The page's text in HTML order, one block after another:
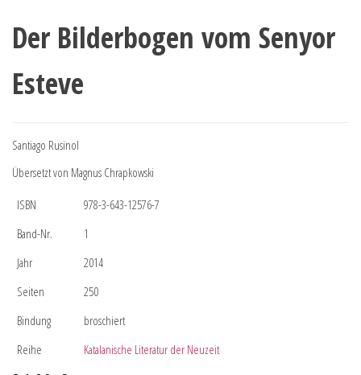
Der Bilderbogen vom Senyor
Esteve
Santiago Rusinol
Übersetzt von Magnus Chrapkowski
ISBN
978-3-643-12576-7
Band-Nr.
1
Jahr
2014
Seiten
250
Bindung
broschiert
Reihe
Katalanische Literatur der Neuzeit